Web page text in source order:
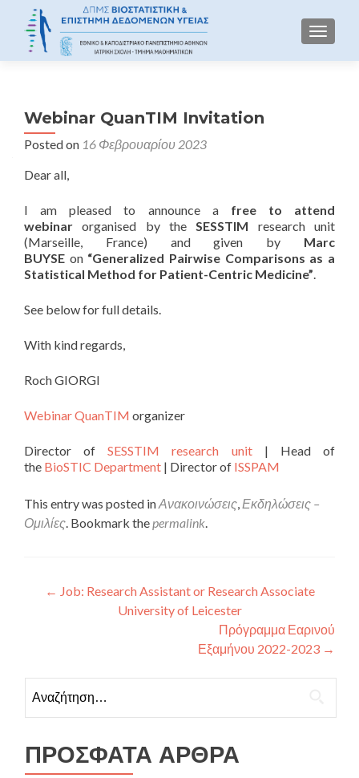
Webinar QuanTIM Invitation
Posted on 16 Φεβρουαρίου 2023
Dear all,
I am pleased to announce a free to attend
webinar organised by theSESSTIM research unit
(Marseille, France) and given by Marc
BUYSE on “Generalized Pairwise Comparisons as a
Statistical Method for Patient-Centric Medicine”.
See below for full details.
With kind regards,
Roch GIORGI
Webinar QuanTIM organizer
Director ofSESSTIM research unit| Head of
the BioSTIC Department | Director of ISSPAM
This entry was posted inΑνακοινώσεις,Εκδηλώσεις –
Ομιλίες. Bookmark thepermalink.
Πλοήγηση άρθρων
← Job: Research Assistant or Research Associate
University of Leicester
Πρόγραμμα Εαρινού
Εξαμήνου 2022-2023 →
ΠΡΌΣΦΑΤΑ ΆΡΘΡΑ